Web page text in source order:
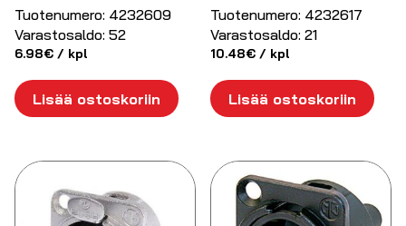
Tuotenumero: 4232609
Varastosaldo: 52
6.98€ / kpl
Lisää ostoskoriin
Tuotenumero: 4232617
Varastosaldo: 21
10.48€ / kpl
Lisää ostoskoriin